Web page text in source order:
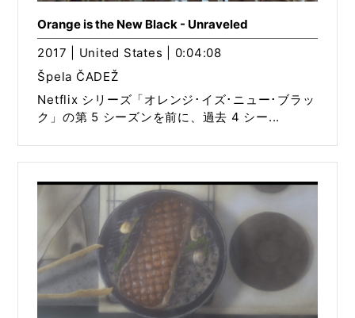
Orange is the New Black - Unraveled
2017 | United States | 0:04:08
Špela ČADEŽ
Netflix シリーズ「オレンジ･イズ･ニュー･ブラッ
ク」の第 5 シーズンを前に、過去 4 シー...